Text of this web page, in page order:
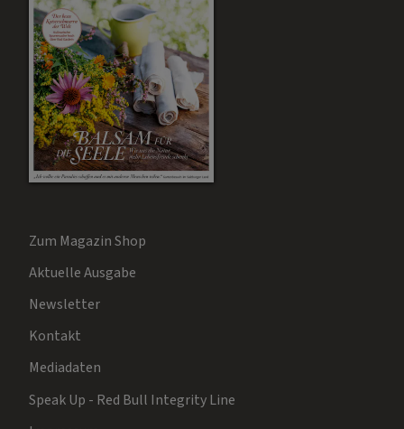
Zum Magazin Shop
Aktuelle Ausgabe
Newsletter
Kontakt
Mediadaten
Speak Up - Red Bull Integrity Line